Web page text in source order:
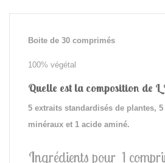
Boite de 30 comprimés
100% végétal
Quelle est la composition de
5 extraits standardisés de plantes,
minéraux et 1 acide aminé.
Ingrédients pour 1